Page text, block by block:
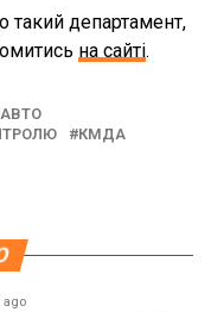
такий департамент,
на сайті.
АВТО
КМДА
ago